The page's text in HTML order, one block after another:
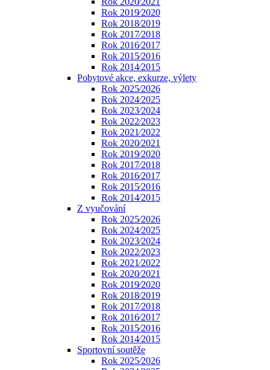
Rok 2019⁄2020
Rok 2018⁄2019
Rok 2017⁄2018
Rok 2016⁄2017
Rok 2015⁄2016
Rok 2014⁄2015
Pobytové akce, exkurze, výlety
Rok 2025⁄2026
Rok 2024⁄2025
Rok 2023⁄2024
Rok 2022⁄2023
Rok 2021⁄2022
Rok 2020⁄2021
Rok 2019⁄2020
Rok 2017⁄2018
Rok 2016⁄2017
Rok 2015⁄2016
Rok 2014⁄2015
Z vyučování
Rok 2025⁄2026
Rok 2024⁄2025
Rok 2023⁄2024
Rok 2022⁄2023
Rok 2021⁄2022
Rok 2020⁄2021
Rok 2019⁄2020
Rok 2018⁄2019
Rok 2017⁄2018
Rok 2016⁄2017
Rok 2015⁄2016
Rok 2014⁄2015
Sportovní soutěže
Rok 2025⁄2026